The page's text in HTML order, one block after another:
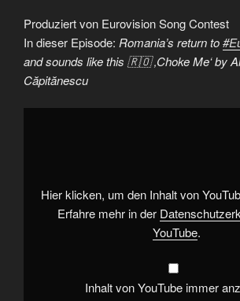
Produziert von Eurovision Song Contest
In dieser Episode: Romania’s return to
and sounds like this 🇷🇴 ‚Choke Me‘ by
Căpitănescu
„Romania's
this
'Choke
Hier klicken, um den Inhalt von
Erfahre mehr in der
YouTube.
Inhalt von YouTube immer